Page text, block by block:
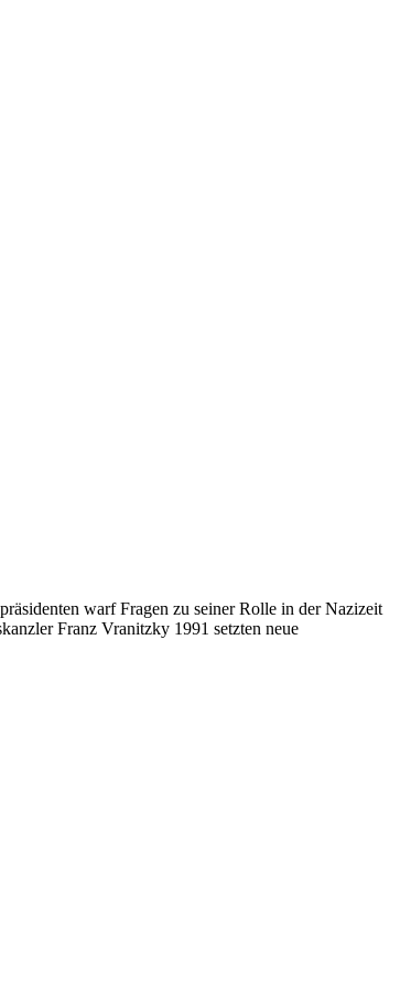
warf Fragen zu seiner Rolle in der Nazizeit
Franz Vranitzky 1991 setzten neue